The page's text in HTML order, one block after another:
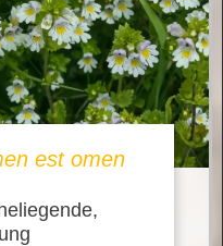
est omen